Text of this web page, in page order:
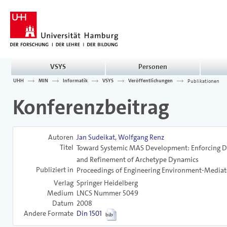
VSYS Personen
UHH MIN Informatik VSYS Veröffentlichungen Publikationen
Konferenzbeitrag
Autoren Jan Sudeikat,Wolfgang Renz
Titel Toward Systemic MAS Development: Enforcing
and Refinement of Archetype Dynamics
Publiziert in Proceedings of Engineering Environment-
Verlag Springer Heidelberg
Medium LNCS Nummer 5049
Datum 2008
Andere Formate Din 1501